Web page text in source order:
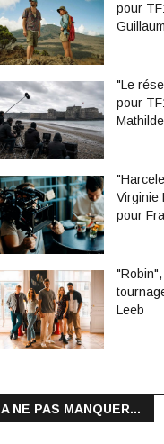
pour
"Le
pour
Virginie
pour
Leeb
A NE PAS MANQUER...